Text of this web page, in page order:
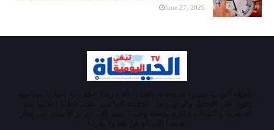
June 27, 2026